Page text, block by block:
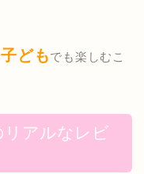
子どもでも楽しむこ
リアルなレビ